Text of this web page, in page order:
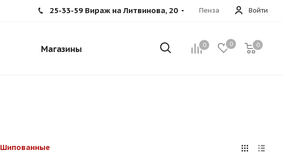
Войти
Пенза
25-33-59 Вираж на Литвинова, 20
0 0 0
Магазины
Шипованные